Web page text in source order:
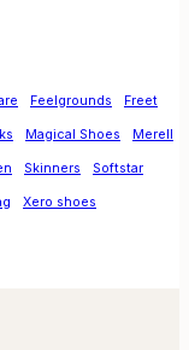
Feelgrounds Freet
Magical Shoes Merell
Skinners Softstar
Xero shoes